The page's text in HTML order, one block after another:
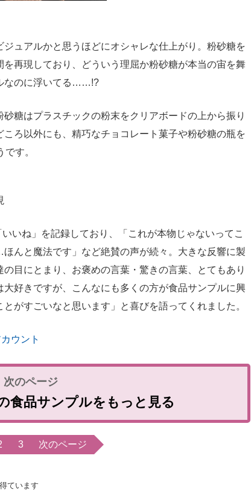
ュアルかと思うほどにオシャレな仕上がり。粉砂糖を
再現しており、どういう理屈か粉砂糖が本当の宙を舞
なのに浮いてる……!?
糖はプラスチックの粉末をクリアボードの上から振り
ろ以外にも、精巧なチョコレート菓子や粉砂糖の瓶を
す。
いね」を記録しており、「これが本物じゃないってこ
んと魔法です」など絶賛の声が続々。大きな反響に製
目にとまり、お褒めの言葉・驚きの言葉、とてもあり
好きですが、こんなにも多くの方が食品サンプルに興
がすごいなと思います」と喜びを語ってくれました。
ウント
食品サンプルをもっと見る
3 次のページ
ています